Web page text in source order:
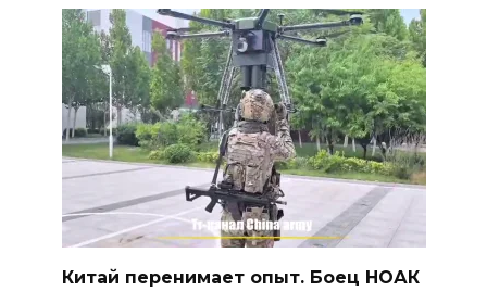
Китай перенимает опыт. Боец НОАК